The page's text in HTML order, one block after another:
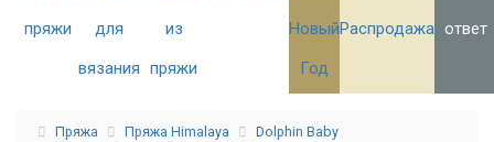
пряжи
для
вязания
из
пряжи
Новый
Год
Распродажа ответ
Пряжа Пряжа Himalaya
Dolphin Baby